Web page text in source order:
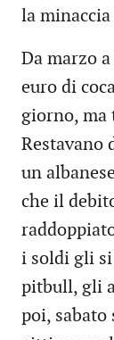
la
Da marzo
euro di
giorno, ma
Restavano
un
che il
i soldi gli si
pitbull, gli
poi, sabato